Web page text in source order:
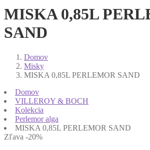
MISKA 0,85L
SAND
Domov
Misky
MISKA 0,85L PERLEMOR SAND
Domov
VILLEROY & BOCH
Kolekcia
Perlemor alga
MISKA 0,85L PERLEMOR SAND
Zľava -20%